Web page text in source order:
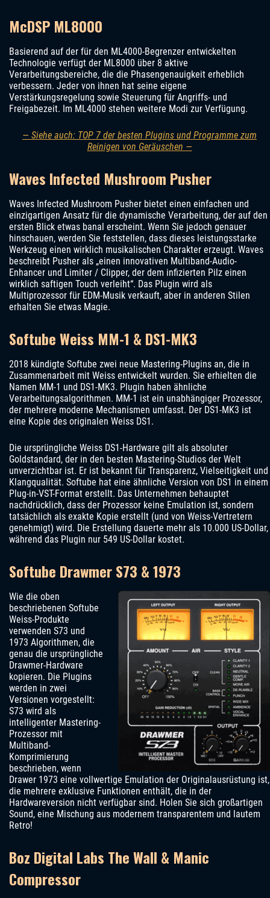
McDSP ML8000
Basierend auf der für den ML4000-Begrenzer entwickelten
Technologie verfügt der ML8000 über 8 aktive
Verarbeitungsbereiche, die die Phasengenauigkeit erheblich
verbessern. Jeder von ihnen hat seine eigene
Verstärkungsregelung sowie Steuerung für Angriffs- und
Freigabezeit. Im ML4000 stehen weitere Modi zur Verfügung.
— Siehe auch: TOP 7 der besten Plugins und Programme zum
Reinigen von Geräuschen —
Waves Infected Mushroom Pusher
Waves Infected Mushroom Pusher bietet einen einfachen und
einzigartigen Ansatz für die dynamische Verarbeitung, der auf den
ersten Blick etwas banal erscheint. Wenn Sie jedoch genauer
hinschauen, werden Sie feststellen, dass dieses leistungsstarke
Werkzeug einen wirklich musikalischen Charakter erzeugt. Waves
beschreibt Pusher als „einen innovativen Multiband-Audio-
Enhancer und Limiter / Clipper, der dem infizierten Pilz einen
wirklich saftigen Touch verleiht“. Das Plugin wird als
Multiprozessor für EDM-Musik verkauft, aber in anderen Stilen
erhalten Sie etwas Magie.
Softube Weiss MM-1 & DS1-MK3
2018 kündigte Softube zwei neue Mastering-Plugins an, die in
Zusammenarbeit mit Weiss entwickelt wurden. Sie erhielten die
Namen MM-1 und DS1-MK3. Plugin haben ähnliche
Verarbeitungsalgorithmen. MM-1 ist ein unabhängiger Prozessor,
der mehrere moderne Mechanismen umfasst. Der DS1-MK3 ist
eine Kopie des originalen Weiss DS1.
Die ursprüngliche Weiss DS1-Hardware gilt als absoluter
Goldstandard, der in den besten Mastering-Studios der Welt
unverzichtbar ist. Er ist bekannt für Transparenz, Vielseitigkeit und
Klangqualität. Softube hat eine ähnliche Version von DS1 in einem
Plug-in-VST-Format erstellt. Das Unternehmen behauptet
nachdrücklich, dass der Prozessor keine Emulation ist, sondern
tatsächlich als exakte Kopie erstellt (und von Weiss-Vertretern
genehmigt) wird. Die Erstellung dauerte mehr als 10.000 US-Dollar,
während das Plugin nur 549 US-Dollar kostet.
Softube Drawmer S73 & 1973
Wie die oben
beschriebenen Softube
Weiss-Produkte
verwenden S73 und
1973 Algorithmen, die
genau die ursprüngliche
Drawmer-Hardware
kopieren. Die Plugins
werden in zwei
Versionen vorgestellt:
S73 wird als
intelligenter Mastering-
Prozessor mit
Multiband-
Komprimierung
beschrieben, wenn
Drawer 1973 eine vollwertige Emulation der Originalausrüstung ist,
die mehrere exklusive Funktionen enthält, die in der
Hardwareversion nicht verfügbar sind. Holen Sie sich großartigen
Sound, eine Mischung aus modernem transparentem und lautem
Retro!
Boz Digital Labs The Wall & Manic
Compressor